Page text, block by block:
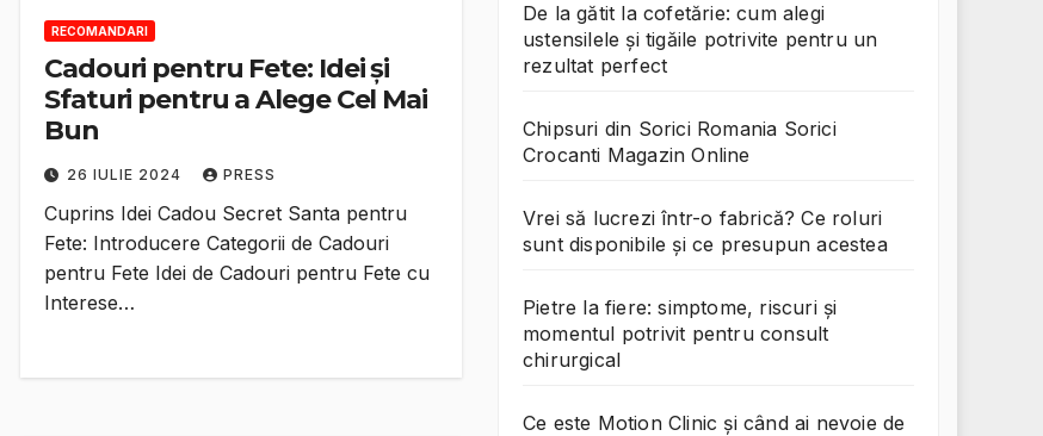
RECOMANDARI
Cadouri pentru Fete: Idei și
Sfaturi pentru a Alege Cel Mai
Bun
26 IULIE 2024 PRESS
Cuprins Idei Cadou Secret Santa pentru
Fete: Introducere Categorii de Cadouri
pentru Fete Idei de Cadouri pentru Fete cu
Interese…
De la gătit la cofetărie: cum alegi
ustensilele și tigăile potrivite pentru un
rezultat perfect
Chipsuri din Sorici Romania Sorici
Crocanti Magazin Online
Vrei să lucrezi într-o fabrică? Ce roluri
sunt disponibile și ce presupun acestea
Pietre la fiere: simptome, riscuri și
momentul potrivit pentru consult
chirurgical
Ce este Motion Clinic și când ai nevoie de